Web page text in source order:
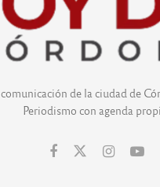
de la ciudad de
Periodismo con agenda